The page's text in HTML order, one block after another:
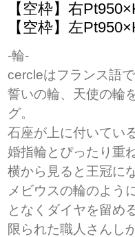
【空枠】右
【空枠】左
-輪-
cercleはフランス語で
誓いの輪、天使の輪
グ。
石座が上に付いてい
婚指輪とぴったり重
横から見ると王冠に
メビウスの輪のよう
となくダイヤを留め
限られた職人さんし